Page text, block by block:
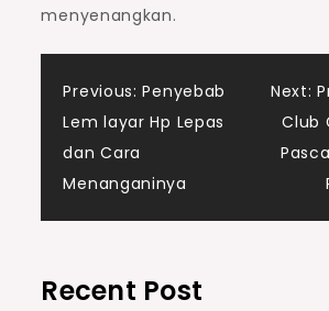
menyenangkan.
Post
navigation
Previous: Penyebab
Lem layar Hp Lepas
dan Cara
Menanganinya
Next:
Club
Recent Post